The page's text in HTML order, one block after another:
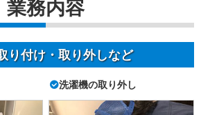
業務内容
り付け・取り外しなど
洗濯機の取り外し